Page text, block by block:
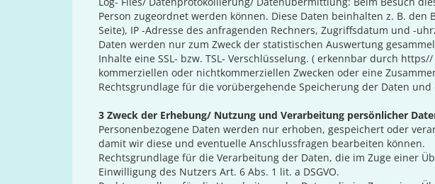
Person zugeordnet werden können. Diese Daten beinhalten z. B.
Seite), IP -Adresse des anfragenden Rechners, Zugriffsdatum und -
Daten werden nur zum Zweck der statistischen Auswertung
Inhalte eine SSL- bzw. TSL- Verschlüsselung. ( erkennbar durch
kommerziellen oder nichtkommerziellen Zwecken oder eine
Rechtsgrundlage für die vorübergehende Speicherung der Daten und
3 Zweck der Erhebung/ Nutzung und Verarbeitung persönlicher
Personenbezogene Daten werden nur erhoben, gespeichert oder
damit wir diese und eventuelle Anschlussfragen bearbeiten können.
Rechtsgrundlage für die Verarbeitung der Daten, die im Zuge einer
Einwilligung des Nutzers Art. 6 Abs. 1 lit. a DSGVO.